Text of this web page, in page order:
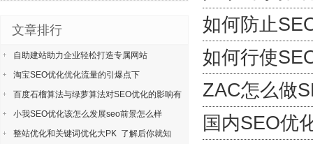
如何防止
如何行使
ZAC怎么做
国内SEO优
文章排行
自助建站助力企业轻松打造专属网站
淘宝SEO优化优化流量的引爆点下
百度石榴算法与绿萝算法对SEO优化的影响有
小我SEO优化该怎么发展seo前景怎么样
整站优化和关键词优化大PK 了解后你就知